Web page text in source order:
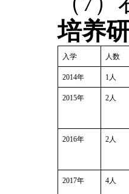
培养
入学 人数
2014年 1人
2015年 2人
2016年 2人
2017年 4人